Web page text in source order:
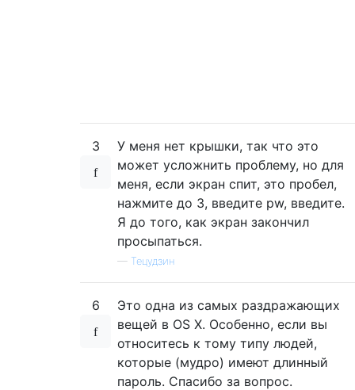
3
У меня нет крышки, так что это
может усложнить проблему, но для
меня, если экран спит, это пробел,
нажмите до 3, введите pw, введите.
Я до того, как экран закончил
просыпаться.
— Тецудзин
6
Это одна из самых раздражающих
вещей в OS X. Особенно, если вы
относитесь к тому типу людей,
которые (мудро) имеют длинный
пароль. Спасибо за вопрос.